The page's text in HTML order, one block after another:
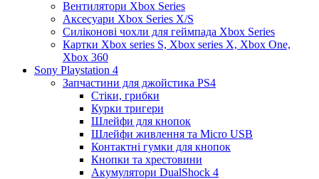
Вентилятори Xbox Series
Аксесуари Xbox Series X/S
Силіконові чохли для геймпада Xbox Series
Картки Xbox series S, Xbox series X, Xbox One,
Xbox 360
Sony Playstation 4
Запчастини для джойстика PS4
Стіки, грибки
Курки тригери
Шлейфи для кнопок
Шлейфи живлення та Micro USB
Контактні гумки для кнопок
Кнопки та хрестовини
Акумулятори DualShock 4